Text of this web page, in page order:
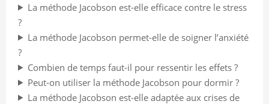
La méthode Jacobson est-elle efficace contre le stress
?
La méthode Jacobson permet-elle de soigner l’anxiété
?
Combien de temps faut-il pour ressentir les effets ?
Peut-on utiliser la méthode Jacobson pour dormir ?
La méthode Jacobson est-elle adaptée aux crises de